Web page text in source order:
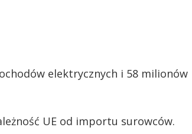
elektrycznych i 58 milionów
UE od importu surowców.